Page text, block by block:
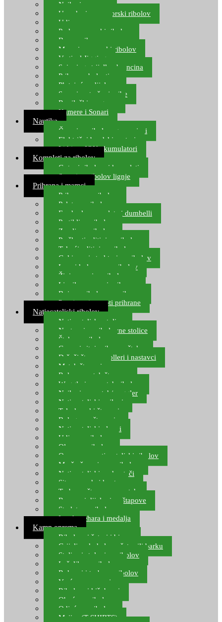
Najloni za more
Upredenice za morski ribolov
Udice za more
Perle za morski ribolov
Brum prihrana za more
Mamci za morski ribolov
Vertical Jigging
Spinning strijelke, brancina
Pribor za bolentino
Plutajuća odijela
Sonari za traženje ribe
Ronilački program
Kamere i Sonari
Nautika
Čamci za ribolov, gumenjaci
Električni brodski motori
Lithium ION akumulatori
Kompleti za ribolov
Gotovi ribolovni kompleti
Setovi za ribolov lignje
Prihrana i mamci
Prihrana za ribolov
Pelete za ribolov
Feeder lovne pelete i dumbelli
Partikli za ribolov
Zemlja za ribolov
Praškasti aditivi za ribolov
Tekući aditivi za ribolov
Gel i sprej atraktori za ribolov
Lovni kukuruz za ribolov
Živi mamci za ribolov
Ljepilo za crve i prihranu
Boje za ribolovnu prihranu
Provjereni recepti prihrane
Natjecateljski ribolov
Natjecateljske stolice
Nastavci za ribolovne stolice
Šteke za ribolov
Gume i sitni pribor za šteku
Držači štapova rolleri i nastavci
Match štapovi
Role za match štapove
Waggleri za match ribolov
Najloni za match/waggler
Natjecateljski najloni
Teleskopski štapovi
Bolognese štapovi
Natjecateljski plovci
Udice za ribolov
Olovo za ribolov
Oprema za natjecateljski ribolov
Mreže čuvarice za ribolov
Natjecateljski podmetači
Sito, posude i kante
Torbe za štapove – match
Rezervni dijelovi za štapove
Starlete za ribolov
Izrada pehara i medalja
Kamp oprema
Ribolovni šatori i bivvy
Grijalice, kuhala za šator ili barku
Stolice i stolovi za ribolov
Ležaljke za ribolov
Ruksaci i torbe za ribolov
Vreće za spavanje
Ribolovni kišobrani
Obuća za ribolov
Odjeća za ribolov
Majice (T-SHIRTS)